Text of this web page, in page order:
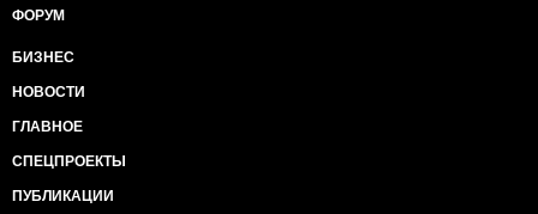
ФОРУМ
БИЗНЕС
НОВОСТИ
ГЛАВНОЕ
СПЕЦПРОЕКТЫ
ПУБЛИКАЦИИ